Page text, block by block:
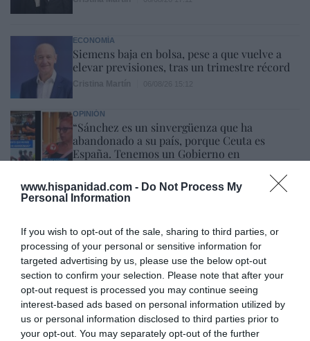
www.hispanidad.com - Do Not Process My
Personal Information
If you wish to opt-out of the sale, sharing to third parties, or
processing of your personal or sensitive information for
targeted advertising by us, please use the below opt-out
section to confirm your selection. Please note that after your
opt-out request is processed you may continue seeing
interest-based ads based on personal information utilized by
us or personal information disclosed to third parties prior to
your opt-out. You may separately opt-out of the further
ECONOMÍA
Siemens baja en bolsa, pese a que vuelve a
elevar previsiones, tras un trimestre récord
OPINIÓN
“Sánchez es un sinvergüenza que ha
abandonado a su país, porque Ceuta es
España. Tenemos un Gobierno en
Hispanidad 06/08/26 11:30
Marcelo Gullo: “El trabajo de desmitificar la
historia, de poner la verdadera, de
desmontar la falsificación, es un trabajo
cristiano"
por Hispanidad
Artículos anteriores